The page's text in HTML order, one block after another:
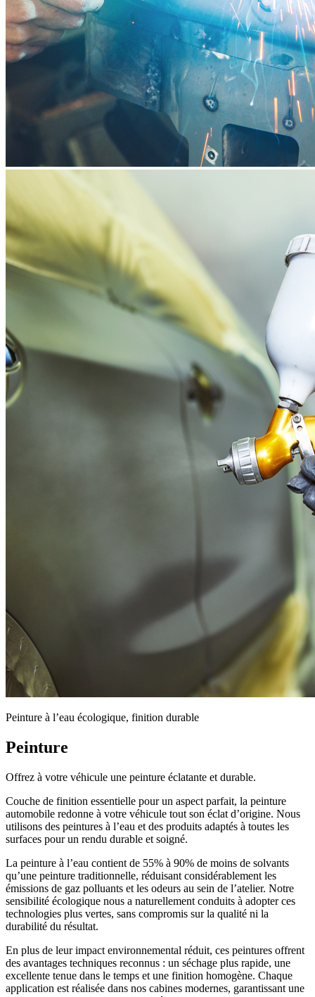
Peinture à l’eau écologique, finition durable
Peinture
Offrez à votre véhicule une peinture éclatante et durable.
Couche de finition essentielle pour un aspect parfait, la peinture
automobile redonne à votre véhicule tout son éclat d’origine. Nous
utilisons des peintures à l’eau et des produits adaptés à toutes les
surfaces pour un rendu durable et soigné.
La peinture à l’eau contient de 55% à 90% de moins de solvants
qu’une peinture traditionnelle, réduisant considérablement les
émissions de gaz polluants et les odeurs au sein de l’atelier. Notre
sensibilité écologique nous a naturellement conduits à adopter ces
technologies plus vertes, sans compromis sur la qualité ni la
durabilité du résultat.
En plus de leur impact environnemental réduit, ces peintures offrent
des avantages techniques reconnus : un séchage plus rapide, une
excellente tenue dans le temps et une finition homogène. Chaque
application est réalisée dans nos cabines modernes, garantissant une